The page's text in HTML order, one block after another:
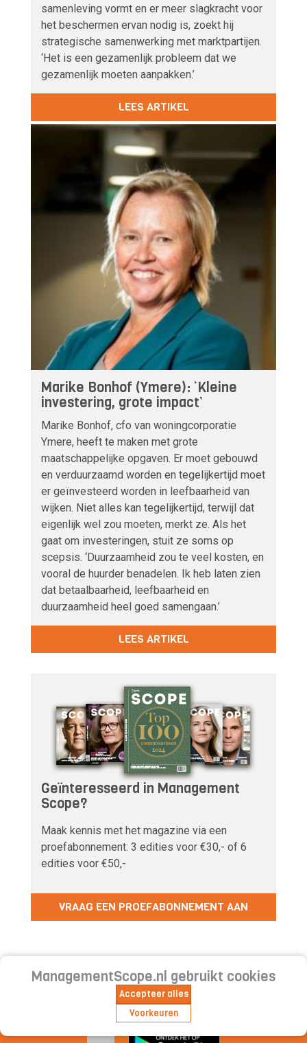
samenleving vormt en er meer slagkracht voor
het beschermen ervan nodig is, zoekt hij
strategische samenwerking met marktpartijen.
‘Het is een gezamenlijk probleem dat we
gezamenlijk moeten aanpakken.’
LEES ARTIKEL
Marike Bonhof (Ymere): ‘Kleine
investering, grote impact’
Marike Bonhof, cfo van woningcorporatie
Ymere, heeft te maken met grote
maatschappelijke opgaven. Er moet gebouwd
en verduurzaamd worden en tegelijkertijd moet
er geïnvesteerd worden in leefbaarheid van
wijken. Niet alles kan tegelijkertijd, terwijl dat
eigenlijk wel zou moeten, merkt ze. Als het
gaat om investeringen, stuit ze soms op
scepsis. ‘Duurzaamheid zou te veel kosten, en
vooral de huurder benadelen. Ik heb laten zien
dat betaalbaarheid, leefbaarheid en
duurzaamheid heel goed samengaan.’
LEES ARTIKEL
Geïnteresseerd in Management
Scope?
Maak kennis met het magazine via een
proefabonnement: 3 edities voor €30,- of 6
edities voor €50,-
VRAAG EEN PROEFABONNEMENT AAN
ManagementScope.nl gebruikt cookies
Accepteer alles
Voorkeuren